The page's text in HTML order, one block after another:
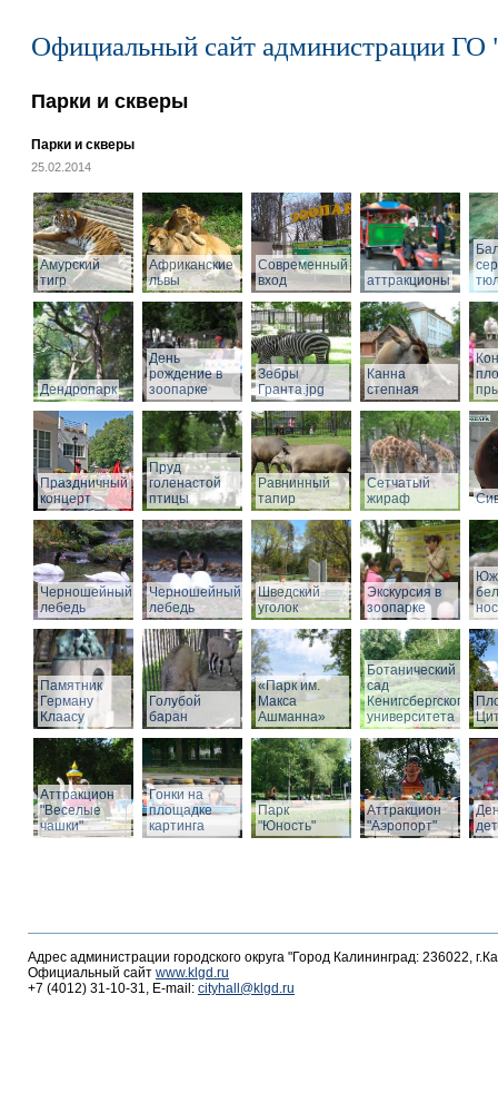
Официальный сайт администрации ГО
Парки и скверы
Парки и скверы
25.02.2014
Амурский
тигр
Африканские
львы
Современный
вход
аттракционы
Дендропарк
День
рождение в
зоопарке
Зебры
Гранта.jpg
Канна
степная
Праздничный
концерт
Пруд
голенастой
птицы
Равнинный
тапир
Сетчатый
жираф
Черношейный
лебедь
Черношейный
лебедь
Шведский
уголок
Экскурсия в
зоопарке
Памятник
Герману
Клаасу
Голубой
баран
«Парк им.
Макса
Ашманна»
Ботанический
сад
Кенигсбергского
университета
Аттракцион
"Веселые
чашки"
Гонки на
площадке
картинга
Парк
"Юность"
Аттракцион
"Аэропорт"
Адрес администрации городского округа "Город Калининград: 236022,
Официальный сайт www.klgd.ru
+7 (4012) 31-10-31, E-mail: cityhall@klgd.ru